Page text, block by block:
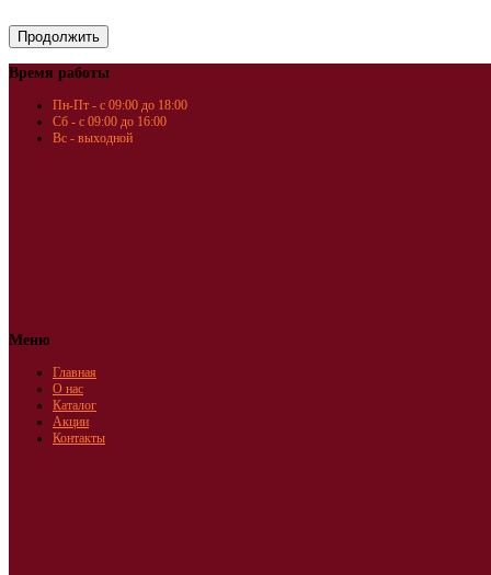
Время работы
Пн-Пт - с 09:00 до 18:00
Сб - с 09:00 до 16:00
Вс - выходной
Меню
Главная
О нас
Каталог
Акции
Контакты